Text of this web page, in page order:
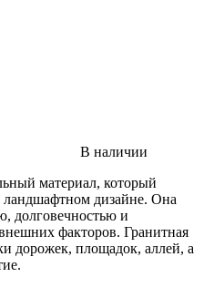
В наличии
материал, который
ландшафтном дизайне. Она
долговечностью и
факторов. Гранитная
дорожек, площадок, аллей, а